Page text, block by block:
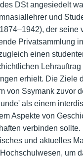
DSt angesiedelt
und
der seine
Privatsammlung
einen
Lehrauftrag
erhielt. Die Ziele
von Ssymank zuvor
als einem
Aspekte von
verbinden sollte.
und aktuelles
um